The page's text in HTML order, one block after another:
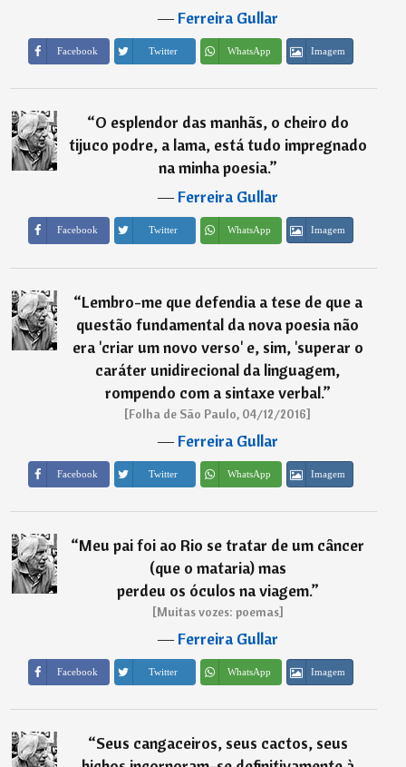
―Ferreira Gullar
Facebook Twitter WhatsApp Imagem
“O esplendor das manhãs, o cheiro do
tijuco podre, a lama, está tudo impregnado
na minha poesia.”
―Ferreira Gullar
Facebook Twitter WhatsApp Imagem
“Lembro-me que defendia a tese de que a
questão fundamental da nova poesia não
era 'criar um novo verso' e, sim, 'superar o
caráter unidirecional da linguagem,
rompendo com a sintaxe verbal.”
[Folha de São Paulo, 04/12/2016]
―Ferreira Gullar
Facebook Twitter WhatsApp Imagem
“Meu pai foi ao Rio se tratar de um câncer
(que o mataria) mas
perdeu os óculos na viagem.”
[Muitas vozes: poemas]
―Ferreira Gullar
Facebook Twitter WhatsApp Imagem
“Seus cangaceiros, seus cactos, seus